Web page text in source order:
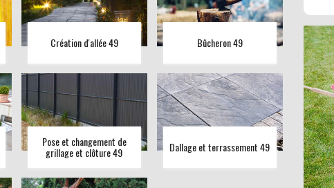
Création d'allée 49 Bûcheron 49
Pose et changement de
grillage et clôture 49 Dallage et terrassement 49